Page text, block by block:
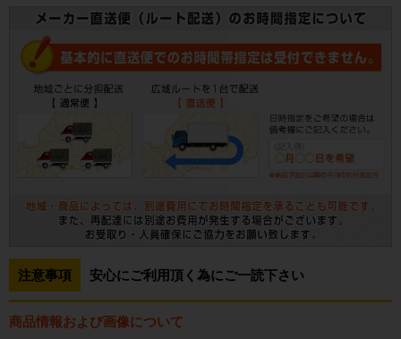
注意事項 安心にご利用頂く為にご一読下さい
商品情報および画像について